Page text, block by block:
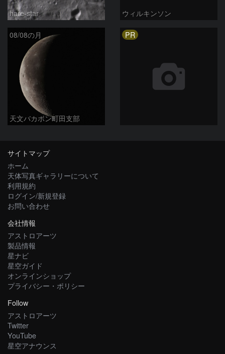
hare-star ウィルキンソン
08/08の月
天文バカボン町田支部
PR
サイトマップ
ホーム
天体写真ギャラリーについて
利用規約
ログイン/新規登録
お問い合わせ
会社情報
アストロアーツ
製品情報
星ナビ
星空ガイド
オンラインショップ
プライバシー・ポリシー
Follow
アストロアーツ
Twitter
YouTube
星空アナウンス